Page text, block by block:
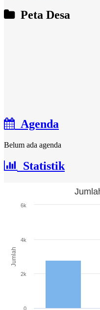
Peta Desa
Agenda
Belum ada agenda
Statistik
Jumlah
0
2k
4k
6k